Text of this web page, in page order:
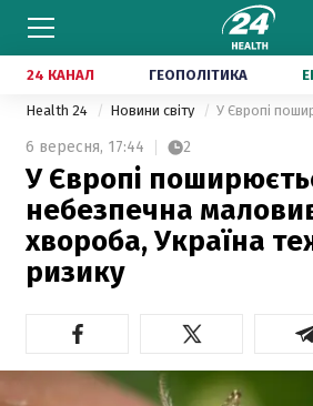
24 КАНАЛ ГЕОПОЛІТИКА
Health 24 Новини світу
6 вересня, 17:44 2
У Європі
небезпечна
хвороба, Україна
ризику